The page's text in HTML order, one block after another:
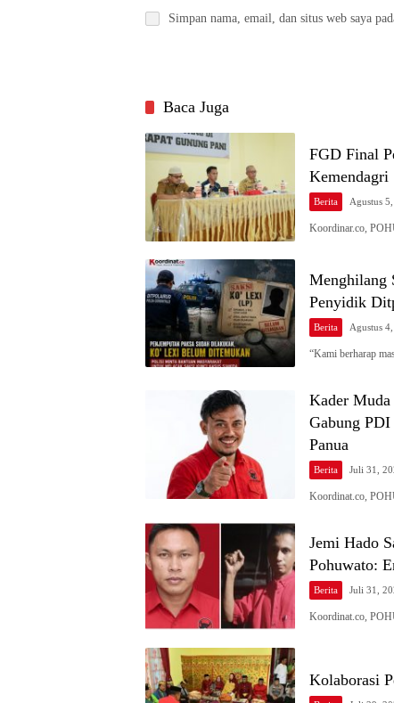
Simpan nama, email, dan situs web saya
Baca Juga
FGD Final
Kemendagri
Berita Agustus
Koordinar.co,
Menghilang
Penyidik
Berita Agustus
“Kami berharap
Kader
Gabung
Panua
Berita Juli 31,
Koordinat.co,
Jemi Hado
Pohuwato:
Berita Juli 31,
Koordinat.co,
Kolaborasi